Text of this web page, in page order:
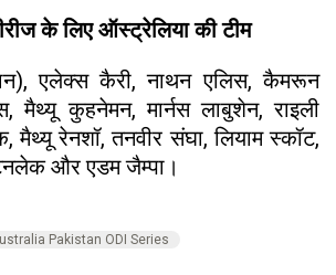
के लिए ऑस्ट्रेलिया की टीम
एलेक्स कैरी, नाथन एलिस, कैमरून
मैथ्यू कुहनेमन, मार्नस लाबुशेन, राइली
मैथ्यू रेनशॉ, तनवीर संघा, लियाम स्कॉट,
और एडम जैम्पा।
Pakistan ODI Series